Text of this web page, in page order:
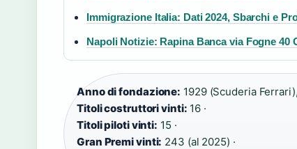
Immigrazione Italia: Dati 2024, Sbarchi e
Napoli Notizie: Rapina Banca via Fogne 40
Anno di fondazione: 1929 (Scuderia
Titoli costruttori vinti: 16 ·
Titoli piloti vinti: 15 ·
Gran Premi vinti: 243 (al 2025) ·